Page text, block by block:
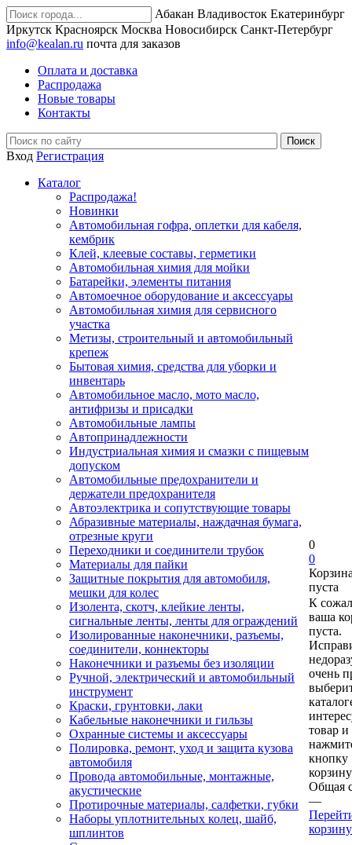
Абакан Владивосток Екатеринбург
Иркутск Красноярск Москва Новосибирск Санкт-Петербург
info@kealan.ru почта для заказов
Оплата и доставка
Распродажа
Новые товары
Контакты
Вход Регистрация
Каталог
Распродажа!
Новинки
Автомобильная гофра, оплетки для кабеля,
кембрик
Клей, клеевые составы, герметики
Автомобильная химия для мойки
Батарейки, элементы питания
Автомоечное оборудование и аксессуары
Автомобильная химия для сервисного
участка
Метизы, строительный и автомобильный
крепеж
Бытовая химия, средства для уборки и
инвентарь
Автомобильное масло, мото масло,
антифризы и присадки
Автомобильные лампы
Автопринадлежности
Индустриальная химия и смазки с пищевым
допуском
Автомобильные предохранители и
держатели предохранителя
Автоэлектрика и сопутствующие товары
Абразивные материалы, наждачная бумага,
отрезные круги
Переходники и соединители трубок
Материалы для пайки
Защитные покрытия для автомобиля,
мешки для колес
Изолента, скотч, клейкие ленты,
сигнальные ленты, ленты для ограждений
Изолированные наконечники, разъемы,
соединители, коннекторы
Наконечники и разъемы без изоляции
Ручной, электрический и автомобильный
инструмент
Краски, грунтовки, лаки
Кабельные наконечники и гильзы
Охранные системы и аксессуары
Полировка, ремонт, уход и защита кузова
автомобиля
Провода автомобильные, монтажные,
акустические
Протирочные материалы, салфетки, губки
Наборы уплотнительных колец, шайб,
шплинтов
0
0
пуста
К
ваша
пуста.
очень
товар и
кнопку
Общая
—
корзину